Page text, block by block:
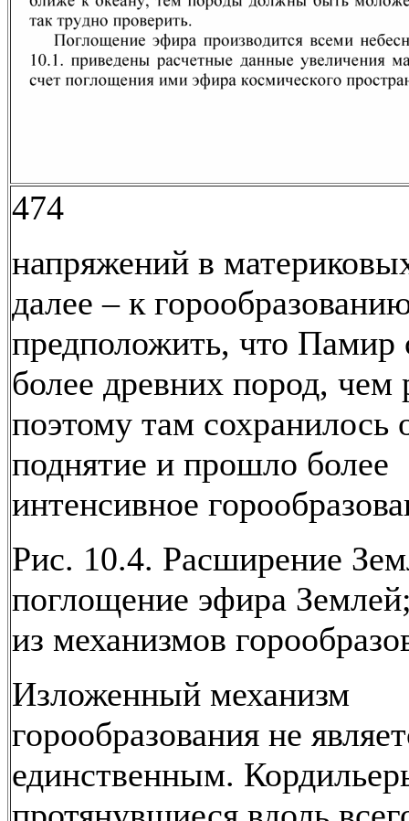
474
напряжений в
далее – к
предположить, что Памир
более древних пород, чем
поэтому там сохранилось
поднятие и прошло более
интенсивное
Рис. 10.4. Расширение
поглощение эфира
из механизмов
Изложенный механизм
горообразования не
единственным.